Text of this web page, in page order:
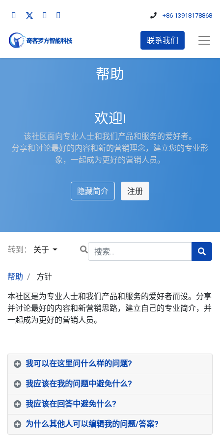
+86 13918178868
联系我们
帮助
欢迎!
该社区面向专业人士和我们产品和服务的爱好者。
分享和讨论最好的内容和新的营销理念，建立您的专业形
象，一起成为更好的营销人员。
隐藏简介 注册
转到： 关于
帮助 方针
本社区是为专业人士和我们产品和服务的爱好者而设。分享
并讨论最好的内容和新营销思路，建立自己的专业简介，并
一起成为更好的营销人员。
我可以在这里问什么样的问题?
我应该在我的问题中避免什么?
我应该在回答中避免什么?
为什么其他人可以编辑我的问题/答案?